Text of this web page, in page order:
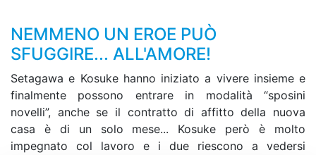
NEMMENO UN EROE PUÒ
SFUGGIRE... ALL'AMORE!
Setagawa e Kosuke hanno iniziato a vivere insieme e
finalmente possono entrare in modalità “sposini
novelli”, anche se il contratto di affitto della nuova
casa è di un solo mese... Kosuke però è molto
impegnato col lavoro e i due riescono a vedersi